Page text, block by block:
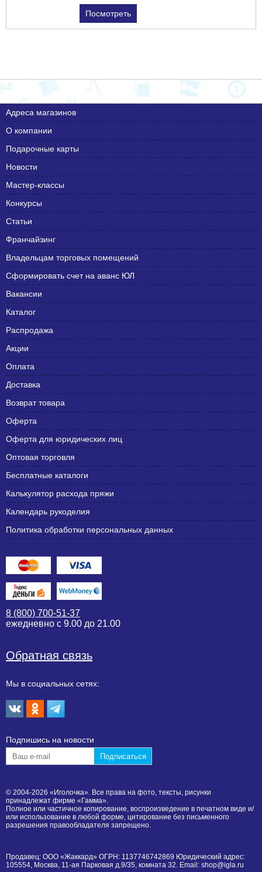
Посмотреть
Адреса магазинов
О компании
Подарочные карты
Новости
Мастер-классы
Конкурсы
Статьи
Франчайзинг
Владельцам торговых помещений
Сформировать счет на аванс ЮЛ
Вакансии
Каталог
Распродажа
Акции
Оплата
Доставка
Возврат товара
Оферта
Оферта для юридических лиц
Оптовая торговля
Бесплатные каталоги
Калькулятор расхода пряжи
Календарь рукоделия
Политика обработки персональных данных
8 (800) 700-51-37
ежедневно с 9.00 до 21.00
Обратная связь
Мы в социальных сетях:
Подпишиcь на новости
© 2004-2026 «Иголочка». Все права на фото, тексты, рисунки
принадлежат фирме «Гамма».
Полное или частичное копирование, воспроизведение в печатном виде и/
или использование в любой форме, цитирование без письменного
разрешения правообладателя запрещено.
Продавец: ООО «Жаккард» ОГРН: 1137746742869 Юридический адрес:
105554, Москва, 11-ая Парковая д.9/35, комната 32. Email: shop@igla.ru